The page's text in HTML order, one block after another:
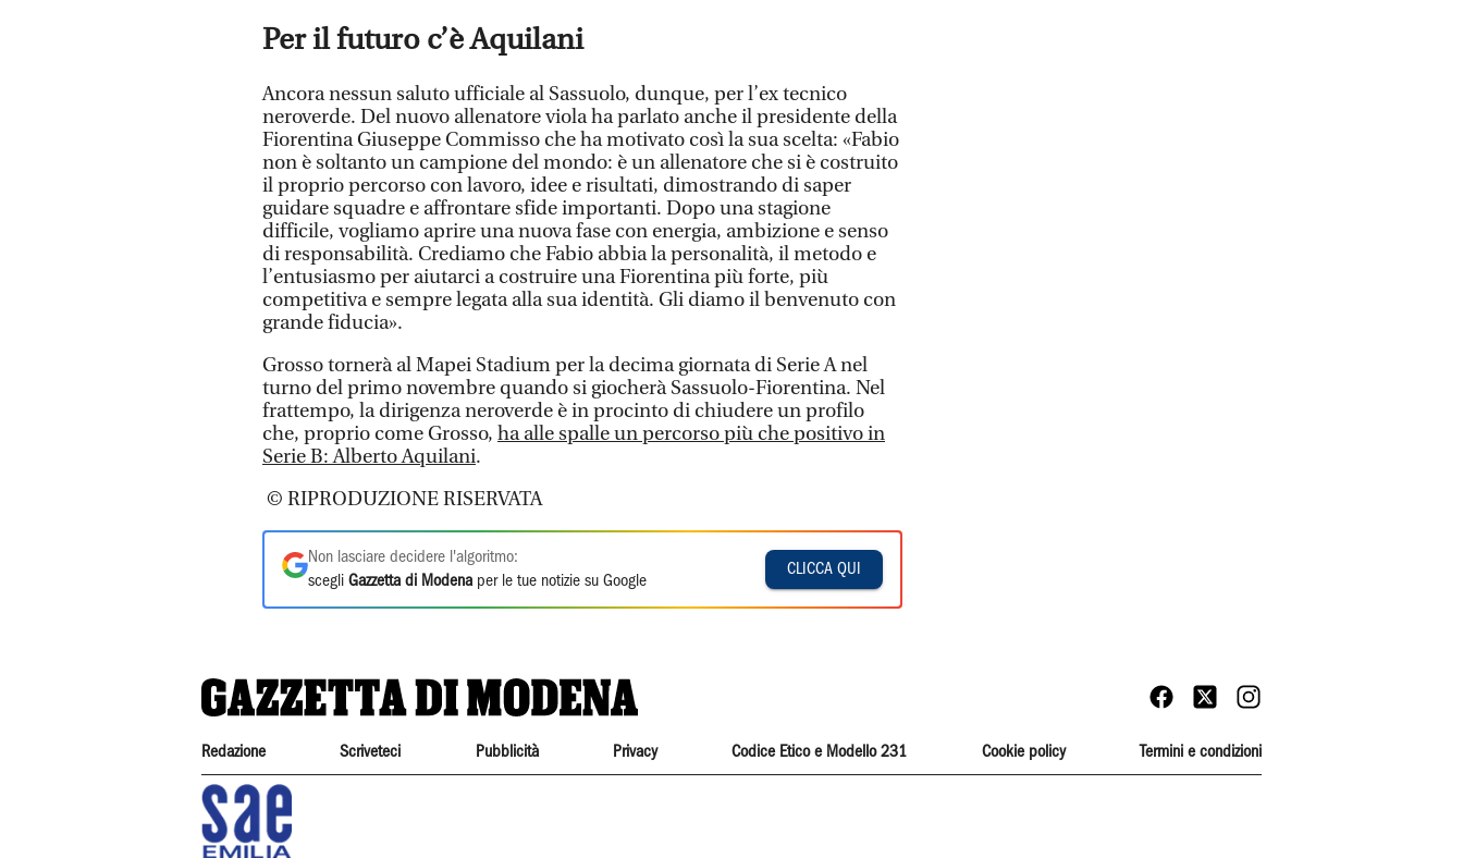
Per il futuro c’è Aquilani
Ancora nessun saluto ufficiale al Sassuolo, dunque, per l’ex tecnico
neroverde. Del nuovo allenatore viola ha parlato anche il presidente della
Fiorentina Giuseppe Commisso che ha motivato così la sua scelta: «Fabio
non è soltanto un campione del mondo: è un allenatore che si è costruito
il proprio percorso con lavoro, idee e risultati, dimostrando di saper
guidare squadre e affrontare sfide importanti. Dopo una stagione
difficile, vogliamo aprire una nuova fase con energia, ambizione e senso
di responsabilità. Crediamo che Fabio abbia la personalità, il metodo e
l’entusiasmo per aiutarci a costruire una Fiorentina più forte, più
competitiva e sempre legata alla sua identità. Gli diamo il benvenuto con
grande fiducia».
Grosso tornerà al Mapei Stadium per la decima giornata di Serie A nel
turno del primo novembre quando si giocherà Sassuolo-Fiorentina. Nel
frattempo, la dirigenza neroverde è in procinto di chiudere un profilo
che, proprio come Grosso, ha alle spalle un percorso più che positivo in
Serie B: Alberto Aquilani.
© RIPRODUZIONE RISERVATA
Non lasciare decidere l'algoritmo:
scegli Gazzetta di Modena per le tue notizie su Google
CLICCA QUI
Redazione Scriveteci Pubblicità Privacy Codice Etico e Modello 231 Cookie policy Termini e condizioni